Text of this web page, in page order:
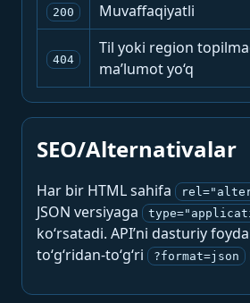
200 Muvaffaqiyatli
404
Til yoki region
ma’lumot yo‘q
SEO/Alternativalar
Har bir HTML sahifa
JSON versiyaga
ko‘rsatadi. API’ni dasturiy
to‘g‘ridan-to‘g‘ri
?format=json